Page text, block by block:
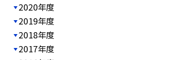
2020年度
2019年度
2018年度
2017年度